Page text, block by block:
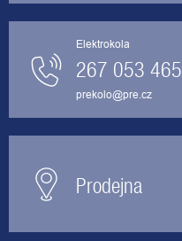
Elektrokola
267 053 465
prekolo@pre.cz
Prodejna